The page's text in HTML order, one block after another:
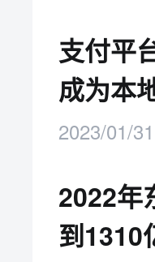
支付平
成为本
2023/01/31
2022年
到1310